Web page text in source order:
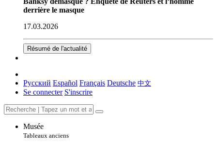
derrière le masque
17.03.2026
Résumé de l'actualité
Русский Español Français Deutsche 中文
Se connecter S'inscrire
Musée
Tableaux anciens